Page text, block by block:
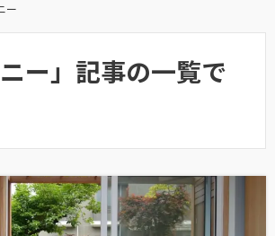
ー
ニー」記事の一覧で